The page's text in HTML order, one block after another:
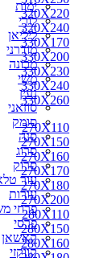
ימות
לורי
ליליאן
מודרני
מכונה
משי
נעין
סוזאני
סומק
סנה
סרוג
סרוק
עור
עורות
פרחי
פרסי
קאשאן
קווקזי
320X220
320X240
330X170
330X200
330X230
330X240
330X260
270X110
270X150
270X160
270X170
270X180
270X200
280X110
280X150
280X160